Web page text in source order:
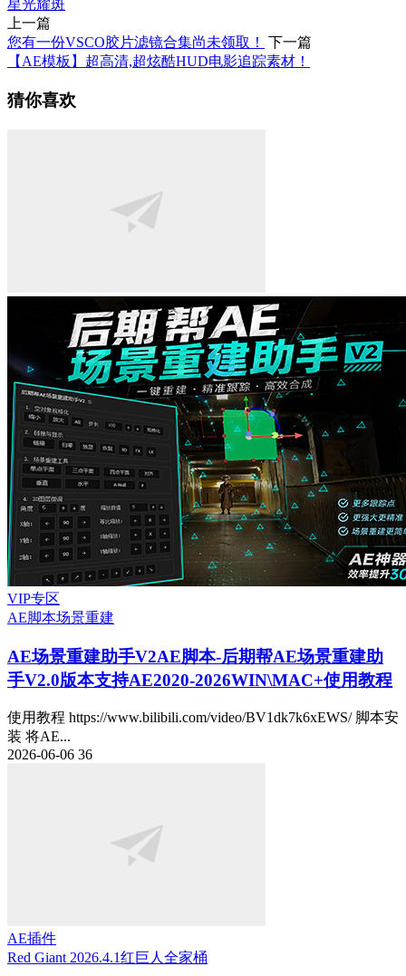
星光耀斑
上一篇
您有一份VSCO胶片滤镜合集尚未领取！
下一篇
【AE模板】超高清,超炫酷HUD电影追踪素材！
猜你喜欢
VIP专区
AE脚本场景重建
AE场景重建助手V2AE脚本-后期帮AE场景重建助
手V2.0版本支持AE2020-2026WIN\MAC+使用教程
使用教程 https://www.bilibili.com/video/BV1dk7k6xEWS/ 脚本安
装 将AE...
2026-06-06 36
AE插件
Red Giant 2026.4.1红巨人全家桶